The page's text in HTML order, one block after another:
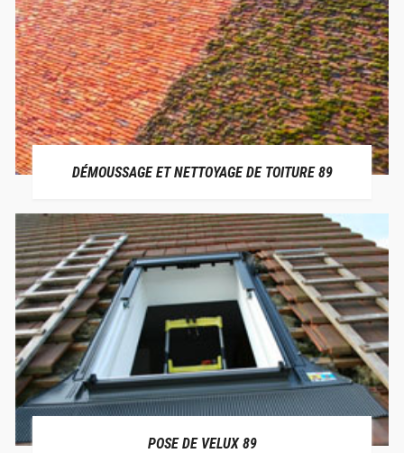
DÉMOUSSAGE ET NETTOYAGE DE TOITURE 89
POSE DE VELUX 89